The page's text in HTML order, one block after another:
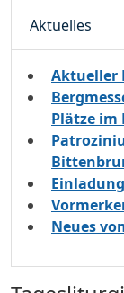
Aktuelles
Aktueller
Plätze im
Neues